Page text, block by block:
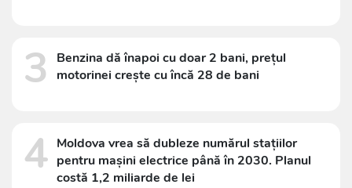
3
Benzina dă înapoi cu doar 2 bani, prețul
motorinei crește cu încă 28 de bani
4 Moldova vrea să dubleze numărul stațiilor
pentru mașini electrice până în 2030. Planul
costă 1,2 miliarde de lei